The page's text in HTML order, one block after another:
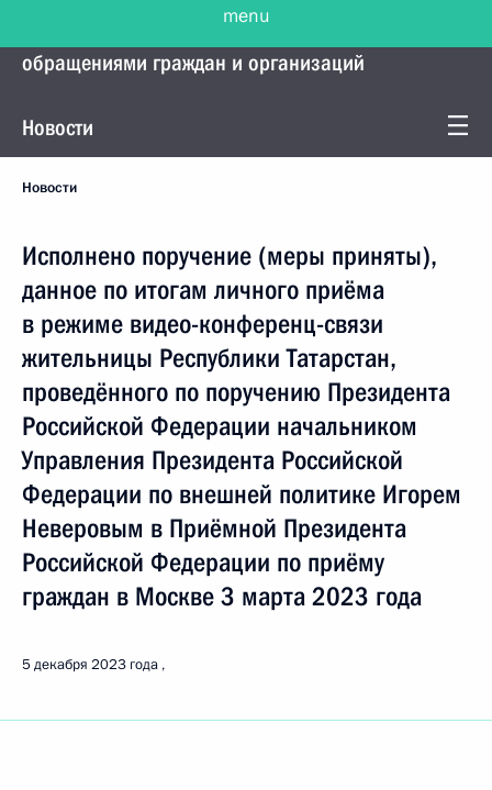
обращениями граждан и организаций
Новости
Новости
Исполнено поручение (меры приняты),
данное по итогам личного приёма
в режиме видео-конференц-связи
жительницы Республики Татарстан,
проведённого по поручению Президента
Российской Федерации начальником
Управления Президента Российской
Федерации по внешней политике Игорем
Неверовым в Приёмной Президента
Российской Федерации по приёму
граждан в Москве 3 марта 2023 года
5 декабря 2023 года